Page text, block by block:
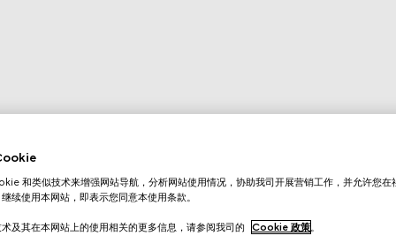
和类似技术来增强网站导航，分析网站使用情况，协助我司开展营销工作，并允许您在
续使用本网站，即表示您同意本使用条款。
及其在本网站上的使用相关的更多信息，请参阅我司的 Cookie 政策。